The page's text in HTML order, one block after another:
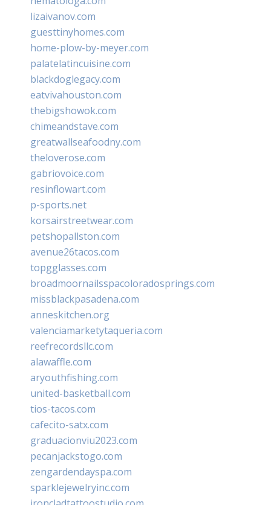
lizaivanov.com
guesttinyhomes.com
home-plow-by-meyer.com
palatelatincuisine.com
blackdoglegacy.com
eatvivahouston.com
thebigshowok.com
chimeandstave.com
greatwallseafoodny.com
theloverose.com
gabriovoice.com
resinflowart.com
p-sports.net
korsairstreetwear.com
petshopallston.com
avenue26tacos.com
topgglasses.com
broadmoornailsspacoloradosprings.com
missblackpasadena.com
anneskitchen.org
valenciamarketytaqueria.com
reefrecordsllc.com
alawaffle.com
aryouthfishing.com
united-basketball.com
tios-tacos.com
cafecito-satx.com
graduacionviu2023.com
pecanjackstogo.com
zengardendayspa.com
sparklejewelryinc.com